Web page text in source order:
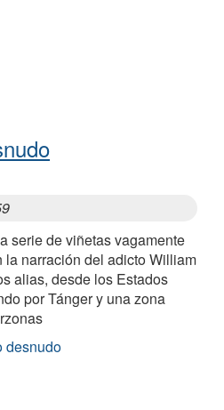
serie de viñetas vagamente
narración del adicto William
alias, desde los Estados
por Tánger y una zona
desnudo